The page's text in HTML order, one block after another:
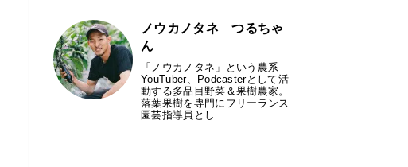
ノウカノタネ つるちゃ
ん
「ノウカノタネ」という農系
YouTuber、Podcasterとして活
動する多品目野菜＆果樹農家。
落葉果樹を専門にフリーランス
園芸指導員とし…